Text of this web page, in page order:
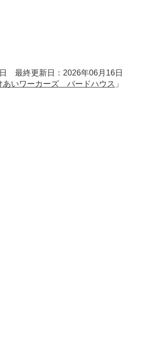
最終更新日：2026年06月16日
あいワーカーズ バードハウス 」